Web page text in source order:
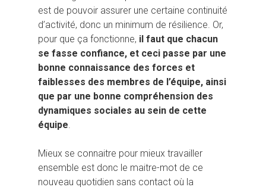
est de pouvoir assurer une certaine continuité
d’activité, donc un minimum de résilience. Or,
pour que ça fonctionne, il faut que chacun
se fasse confiance, et ceci passe par une
bonne connaissance des forces et
faiblesses des membres de l’équipe, ainsi
que par une bonne compréhension des
dynamiques sociales au sein de cette
équipe.
Mieux se connaitre pour mieux travailler
ensemble est donc le maitre-mot de ce
nouveau quotidien sans contact où la